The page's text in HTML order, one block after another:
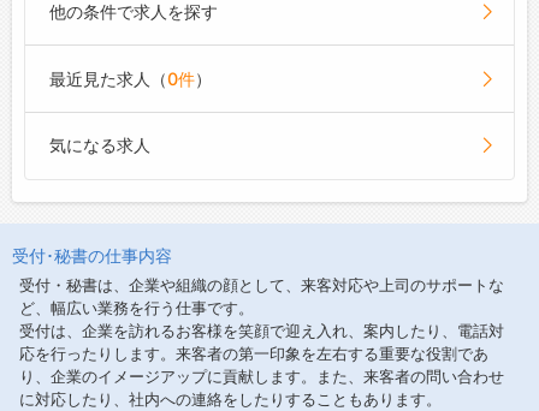
他の条件で求人を探す
最近見た求人（0件）
気になる求人
受付･秘書の仕事内容
受付・秘書は、企業や組織の顔として、来客対応や上司のサポートな
ど、幅広い業務を行う仕事です。
受付は、企業を訪れるお客様を笑顔で迎え入れ、案内したり、電話対
応を行ったりします。来客者の第一印象を左右する重要な役割であ
り、企業のイメージアップに貢献します。また、来客者の問い合わせ
に対応したり、社内への連絡をしたりすることもあります。